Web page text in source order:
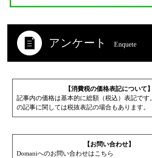
アンケート Enquete
【消費税の価格表記について】
記事内の価格は基本的に総額（税込）表記です
の記事に関しては税抜表記の場合もあります。
【お問い合わせ】
Domaniへのお問い合わせはこちら